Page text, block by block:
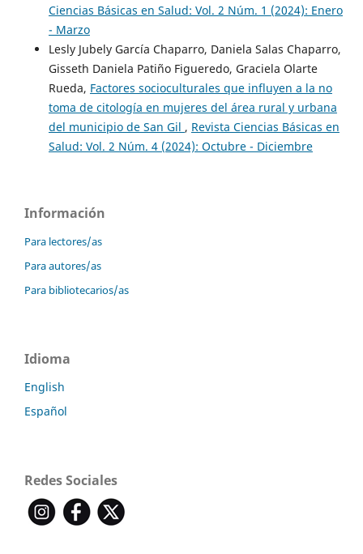
Ciencias Básicas en Salud: Vol. 2 Núm. 1 (2024): Enero
- Marzo
Lesly Jubely García Chaparro, Daniela Salas Chaparro,
Gisseth Daniela Patiño Figueredo, Graciela Olarte
Rueda, Factores socioculturales que influyen a la no
toma de citología en mujeres del área rural y urbana
del municipio de San Gil , Revista Ciencias Básicas en
Salud: Vol. 2 Núm. 4 (2024): Octubre - Diciembre
Información
Para lectores/as
Para autores/as
Para bibliotecarios/as
Idioma
English
Español
Redes Sociales